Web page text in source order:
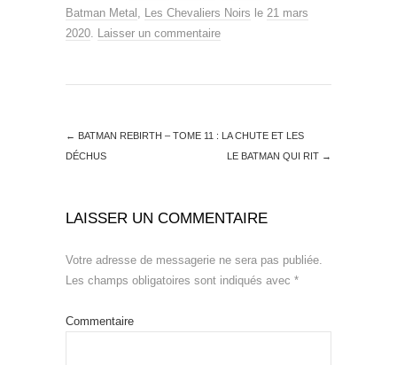
Batman Metal
Les Chevaliers Noirs le 21 mars
2020
Laisser un commentaire
← BATMAN REBIRTH – TOME 11 : LA CHUTE ET LES
DÉCHUS
LE BATMAN QUI RIT →
LAISSER UN COMMENTAIRE
Votre adresse de messagerie ne sera pas publiée.
Les champs obligatoires sont indiqués avec *
Commentaire